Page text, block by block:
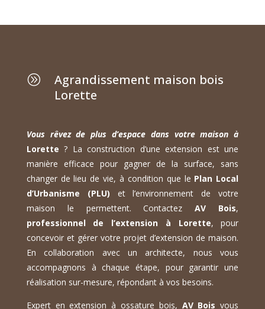
A
Agrandissement maison bois
Lorette
Vous rêvez de plus d’espace dans votre maison à
Lorette ? La construction d’une extension est une
manière efficace pour gagner de la surface, sans
changer de lieu de vie, à condition que le Plan Local
d’Urbanisme (PLU) et l’environnement de votre
maison le permettent. ContactezAV Bois,
professionnel de l’extension à Lorette, pour
concevoir et gérer votre projet d’extension de maison.
En collaboration avec un architecte, nous vous
accompagnons à chaque étape, pour garantir une
réalisation sur-mesure, répondant à vos besoins.
Expert en extension à ossature bois, AV Bois vous